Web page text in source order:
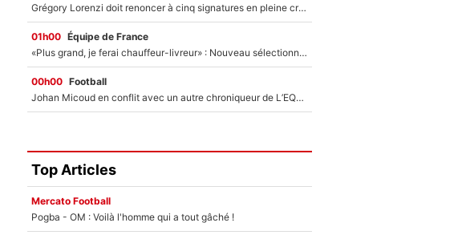
Grégory Lorenzi doit renoncer à cinq signatures en pleine crise financière : L’IA propose sept noms à l’OM pour un mercato réussi... à seulement 5M€ !
01h00 Équipe de France
«Plus grand, je ferai chauffeur-livreur» : Nouveau sélectionneur des Bleus, Zinédine Zidane s’était imaginé un avenir très différent lorsqu'il était enfant
00h00 Football
Johan Micoud en conflit avec un autre chroniqueur de L’EQUIPE du Soir : «Pendant un moment, je ne les ai pas remis ensemble dans l'émission»
Top Articles
Mercato Football
Pogba - OM : Voilà l'homme qui a tout gâché !